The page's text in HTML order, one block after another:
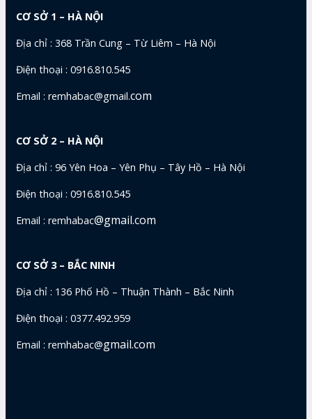
CƠ SỞ 1 – HÀ NỘI
Địa chỉ : 368 Trần Cung – Từ Liêm – Hà Nội
Điện thoại : 0916.810.545
Email : remhabac@gmail.com
CƠ SỞ 2 – HÀ NỘI
Địa chỉ : 96 Yên Hoa – Yên Phụ – Tây Hồ – Hà Nội
Điện thoại : 0916.810.545
Email : remhabac@gmail.com
CƠ SỞ 3 – BẮC NINH
Địa chỉ : 136 Phố Hồ – Thuận Thành – Bắc Ninh
Điện thoại : 0377.492.959
Email : remhabac@gmail.com